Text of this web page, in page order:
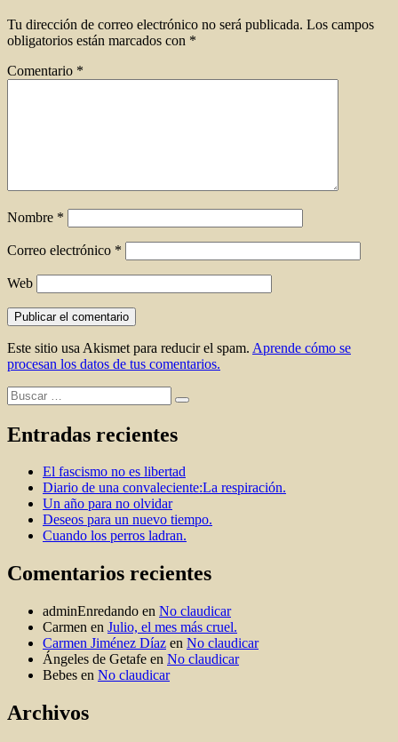
Tu dirección de correo electrónico no será publicada. Los campos
obligatorios están marcados con *
Comentario *
Nombre *
Correo electrónico *
Web
Este sitio usa Akismet para reducir el spam. Aprende cómo se
procesan los datos de tus comentarios.
Buscar
por:
Buscar
Entradas recientes
El fascismo no es libertad
Diario de una convaleciente:La respiración.
Un año para no olvidar
Deseos para un nuevo tiempo.
Cuando los perros ladran.
Comentarios recientes
adminEnredando en No claudicar
Carmen en Julio, el mes más cruel.
Carmen Jiménez Díaz en No claudicar
Ángeles de Getafe en No claudicar
Bebes en No claudicar
Archivos